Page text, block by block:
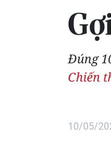
Đúng
Chiến
10/05/